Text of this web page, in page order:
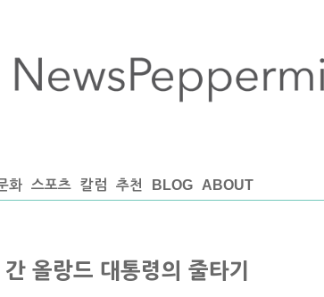
화 스포츠 칼럼 추천 BLOG ABOUT
올랑드 대통령의 줄타기